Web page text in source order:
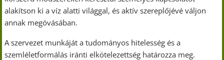
alakítson ki a víz alatti világgal, és aktív szereplőjévé váljon
annak megóvásában.
A szervezet munkáját a tudományos hitelesség és a
szemléletformálás iránti elkötelezettség határozza meg.